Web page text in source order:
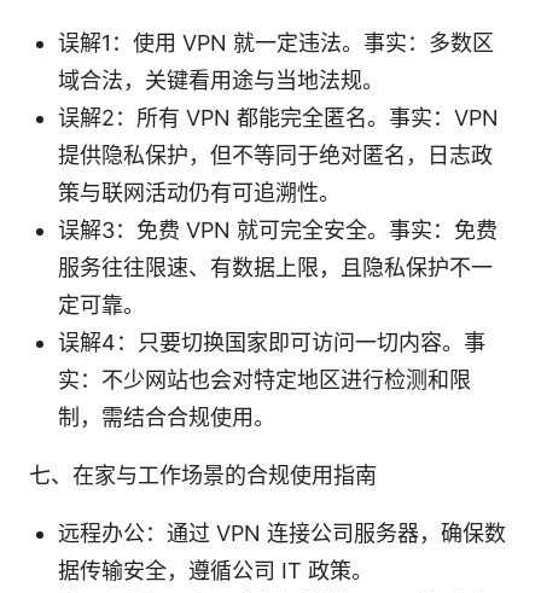
误解1：使用 VPN 就一定违法。事实：多数区
域合法，关键看用途与当地法规。
误解2：所有 VPN 都能完全匿名。事实：VPN
提供隐私保护，但不等同于绝对匿名，日志政
策与联网活动仍有可追溯性。
误解3：免费 VPN 就可完全安全。事实：免费
服务往往限速、有数据上限，且隐私保护不一
定可靠。
误解4：只要切换国家即可访问一切内容。事
实：不少网站也会对特定地区进行检测和限
制，需结合合规使用。
七、在家与工作场景的合规使用指南
远程办公：通过 VPN 连接公司服务器，确保数
据传输安全，遵循公司 IT 政策。